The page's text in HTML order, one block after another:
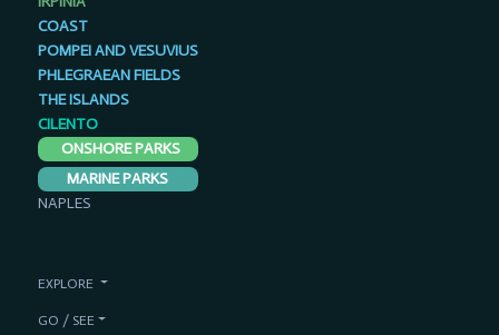
COAST
POMPEI AND VESUVIUS
PHLEGRAEAN FIELDS
THE ISLANDS
CILENTO
ONSHORE PARKS
MARINE PARKS
NAPLES
EXPLORE
GO / SEE